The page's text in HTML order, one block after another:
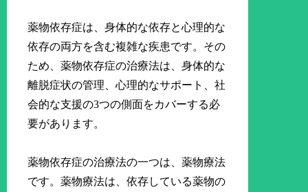
薬物依存症は、身体的な依存と心理的な
依存の両方を含む複雑な疾患です。その
ため、薬物依存症の治療法は、身体的な
離脱症状の管理、心理的なサポート、社
会的な支援の3つの側面をカバーする必
要があります。
薬物依存症の治療法の一つは、薬物療法
です。薬物療法は、依存している薬物の